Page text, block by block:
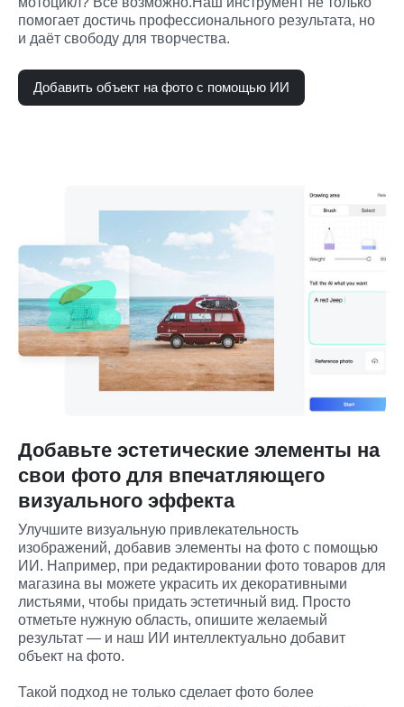
помогает достичь профессионального результата, но
и даёт свободу для творчества.
Добавить объект на фото с помощью ИИ
Добавьте эстетические элементы на
свои фото для впечатляющего
визуального эффекта
Улучшите визуальную привлекательность
изображений, добавив элементы на фото с помощью
ИИ. Например, при редактировании фото товаров для
магазина вы можете украсить их декоративными
листьями, чтобы придать эстетичный вид. Просто
отметьте нужную область, опишите желаемый
результат — и наш ИИ интеллектуально добавит
объект на фото.
Такой подход не только сделает фото более